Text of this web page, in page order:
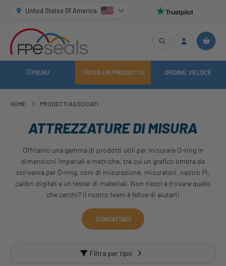
United States Of America
MENU TROVA UN PRODOTTO ORDINE VELOCE
HOME PRODOTTI ASSOCIATI
ATTREZZATURE DI MISURA
Offriamo una gamma di prodotti utili per misurare O-ring in
dimensioni imperiali e metriche, tra cui un grafico ombra da
scrivania per O-ring, coni di misurazione, misuratori, nastro PI,
calibri digitali e un tester di materiali. Non riesci a trovare quello
che cerchi? Il nostro team è felice di aiutarti
CONTATTACI
Filtra per tipo